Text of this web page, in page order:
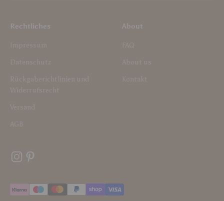
Rechtliches About